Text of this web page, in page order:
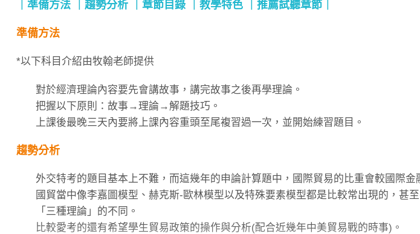
準備方法 趨勢分析 章節目錄 教學特色 推薦試聽章節
準備方法
*以下科目介紹由牧翰老師提供
對於經濟理論內容要先會講故事，講完故事之後再學理論。
把握以下原則：故事→理論→解題技巧。
上課後最晚三天內要將上課內容重頭至尾複習過一次，並開始練習題目。
趨勢分析
外交特考的題目基本上不難，而這幾年的申論計算題中，國際貿易的比重會較國際金
國貿當中像李嘉圖模型、赫克斯-歐林模型以及特殊要素模型都是比較常出現的，甚
「三種理論」的不同。
比較愛考的還有希望學生貿易政策的操作與分析(配合近幾年中美貿易戰的時事)。